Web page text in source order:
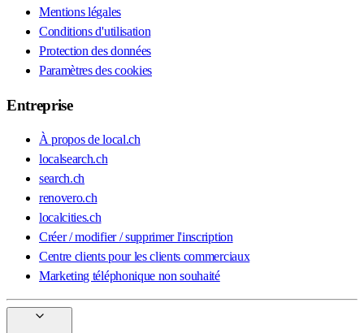
Mentions légales
Conditions d'utilisation
Protection des données
Paramètres des cookies
Entreprise
À propos de local.ch
localsearch.ch
search.ch
renovero.ch
localcities.ch
Créer / modifier / supprimer l'inscription
Centre clients pour les clients commerciaux
Marketing téléphonique non souhaité